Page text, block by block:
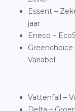
Essent –
jaar
Eneco –
Variabel
Vattenfall –